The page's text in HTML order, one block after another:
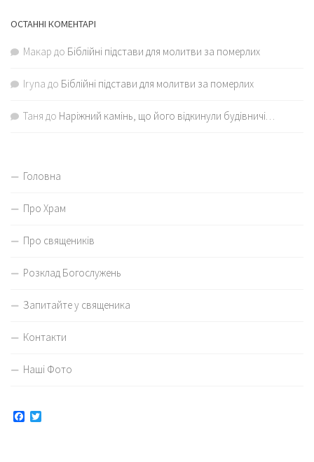
ОСТАННІ КОМЕНТАРІ
Макар до Біблійні підстави для молитви за померлих
Iryna до Біблійні підстави для молитви за померлих
Таня до Наріжний камінь, що його відкинули будівничі…
Головна
Про Храм
Про священиків
Розклад Богослужень
Запитайте у священика
Контакти
Наші Фото
Facebook